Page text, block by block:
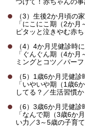
（3）生後2か月頃の
「にこにこ期（2か
ピタッと泣きやむ赤
（4）4か月児健診時
「ぐんぐん期（4か
ミングとコツ／パー
（5）1歳6か月児健診
「いやいや期（1歳6
してる？／生活習慣
（6）3歳6か月児健診
「なんで期（3歳6か
い力／3～5歳の子育